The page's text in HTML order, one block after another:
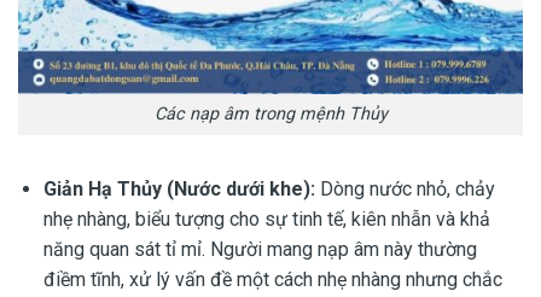
Các nạp âm trong mệnh Thủy
Giản Hạ Thủy (Nước dưới khe): Dòng nước nhỏ, chảy
nhẹ nhàng, biểu tượng cho sự tinh tế, kiên nhẫn và khả
năng quan sát tỉ mỉ. Người mang nạp âm này thường
điềm tĩnh, xử lý vấn đề một cách nhẹ nhàng nhưng chắc